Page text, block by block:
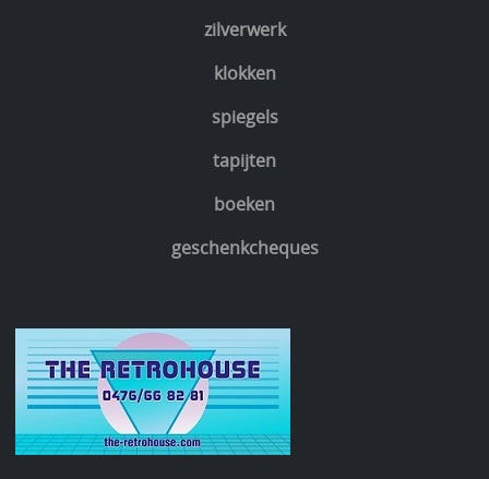
zilverwerk
klokken
spiegels
tapijten
boeken
geschenkcheques